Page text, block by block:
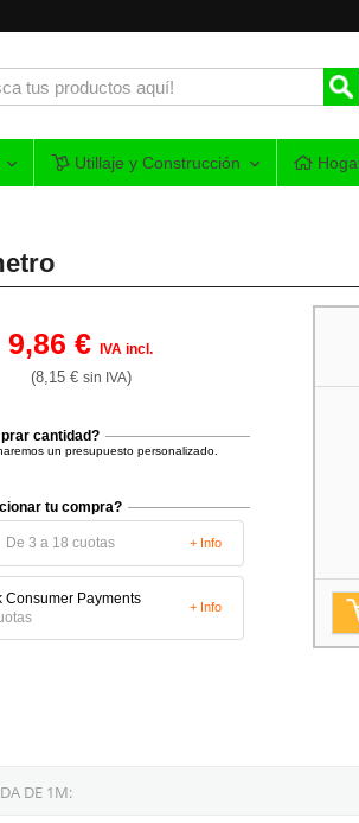
Utillaje y Construcción
9,86 €IVA incl.
(8,15 € sin IVA)
cantidad?
un presupuesto personalizado.
tu compra?
De 3 a 18 cuotas + Info
+ Info
DE 1M: